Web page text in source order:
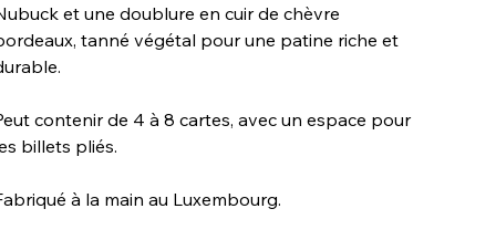
et une doublure en cuir de chèvre
tanné végétal pour une patine riche et
contenir de 4 à 8 cartes, avec un espace pour
billets pliés.
à la main au Luxembourg.